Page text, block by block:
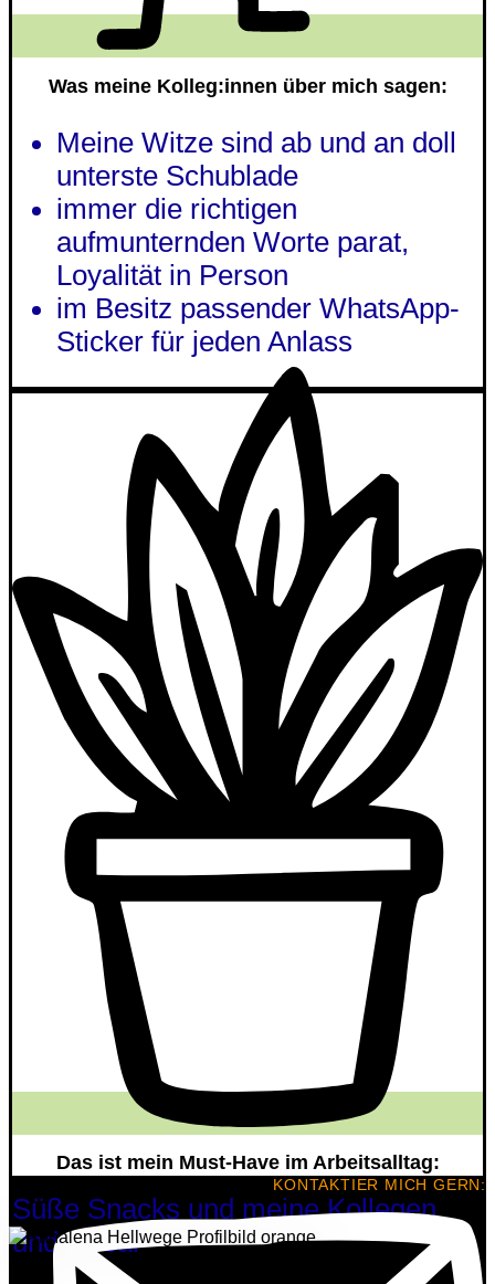
Was meine Kolleg:innen über mich sagen:
Meine Witze sind ab und an doll
unterste Schublade
immer die richtigen
aufmunternden Worte parat,
Loyalität in Person
im Besitz passender WhatsApp-
Sticker für jeden Anlass
Das ist mein Must-Have im Arbeitsalltag:
Süße Snacks und meine Kollegen
und Oscar
KONTAKTIER MICH GERN: